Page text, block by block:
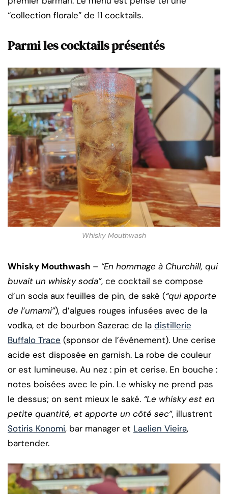
“collection florale” de 11 cocktails.
Parmi les cocktails présentés
Whisky Mouthwash
Whisky Mouthwash – “En hommage à Churchill, qui
buvait un whisky soda”, ce cocktail se compose
d’un soda aux feuilles de pin, de saké (“qui apporte
de l’umami”), d’algues rouges infusées avec de la
vodka, et de bourbon Sazerac de la distillerie
Buffalo Trace (sponsor de l’événement). Une cerise
acide est disposée en garnish. La robe de couleur
or est lumineuse. Au nez : pin et cerise. En bouche :
notes boisées avec le pin. Le whisky ne prend pas
le dessus; on sent mieux le saké. “Le whisky est en
petite quantité, et apporte un côté sec”, illustrent
Sotiris Konomi, bar manager et Laelien Vieira,
bartender.